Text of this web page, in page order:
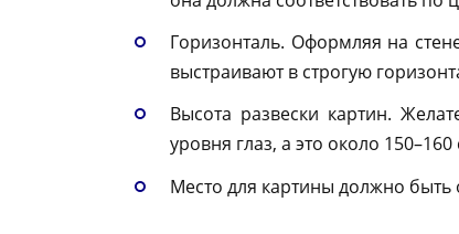
Горизонталь. Оформляя на
выстраивают в строгую
Высота развески картин.
уровня глаз, а это около 150–160
Место для картины должно